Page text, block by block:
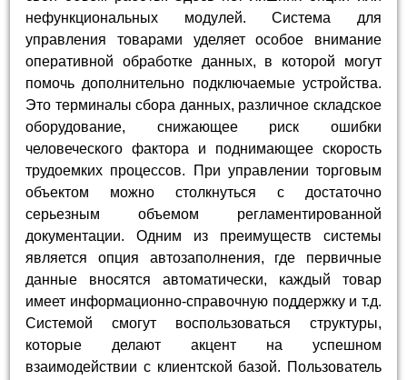
нефункциональных модулей. Система для
управления товарами уделяет особое внимание
оперативной обработке данных, в которой могут
помочь дополнительно подключаемые устройства.
Это терминалы сбора данных, различное складское
оборудование, снижающее риск ошибки
человеческого фактора и поднимающее скорость
трудоемких процессов. При управлении торговым
объектом можно столкнуться с достаточно
серьезным объемом регламентированной
документации. Одним из преимуществ системы
является опция автозаполнения, где первичные
данные вносятся автоматически, каждый товар
имеет информационно-справочную поддержку и т.д.
Системой смогут воспользоваться структуры,
которые делают акцент на успешном
взаимодействии с клиентской базой. Пользователь